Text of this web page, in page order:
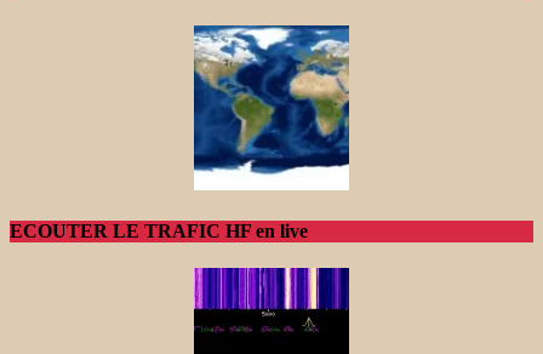
ECOUTER LE TRAFIC HF en live